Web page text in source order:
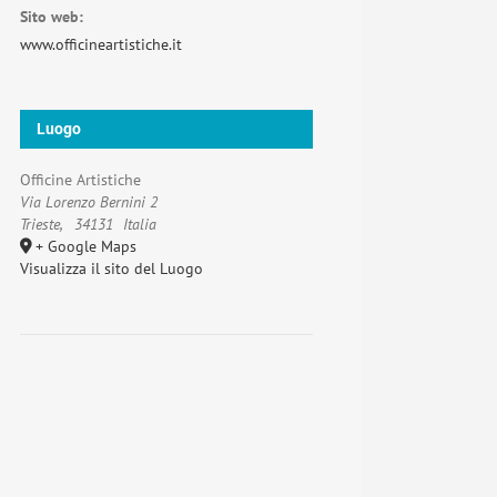
Sito web:
www.officineartistiche.it
Luogo
Officine Artistiche
Via Lorenzo Bernini 2
Trieste, 34131
Italia
+ Google Maps
Visualizza il sito del Luogo